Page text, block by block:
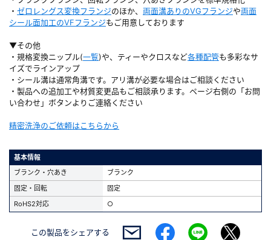
・ ゼロレングス変換フランジのほか、 両面溝ありのVGフランジや両面
シール面加工のVFフランジもご用意しております
▼その他
・規格変換ニップル(一覧)や、ティーやクロスなど各種配管も多彩なサ
イズでラインアップ
・シール溝は通常角溝です。アリ溝が必要な場合はご相談ください
・製品への追加工や材質変更品もご相談承ります。ページ右側の「お問
い合わせ」ボタンよりご連絡ください
精密洗浄のご依頼はこちらから
基本情報
ブランク・穴あき
ブランク
固定・回転
固定
RoHS2対応
○
この製品をシェアする